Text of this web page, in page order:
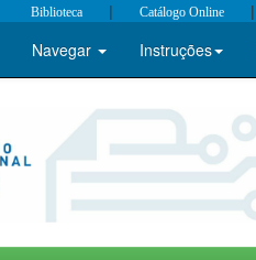
Biblioteca | Catálogo Online |
Navegar Instruções